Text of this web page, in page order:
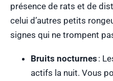
présence de rats et de
celui d’autres petits
signes qui ne trompent
Bruits nocturnes :
actifs la nuit. Vous